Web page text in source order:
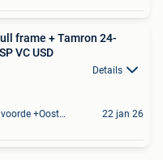
frame + Tamron 24-
VC USD
Details
Oostende Zandvoorde +Oostende 22 jan 26